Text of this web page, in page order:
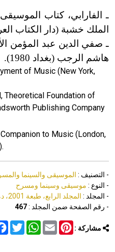
ـ الفارابي، كتاب
الملك خشبة (دار الكتاب
ـ صفي الدين عبد المؤمن
هاشم الرجب (بغداد 1980 )
.
of Music (New York,
Theoretical Foundation of
Publishing Company
to Music (London,
- التصنيف : الموسيقى والسينما
- النوع : موسيقى وسينما ومسرح
- المجلد : المجلد الرابع، طبعة 2001، دمشق
- رقم الصفحة ضمن المجلد :467
مشاركة : Twitter
WhatsAppEmail
Pinterest